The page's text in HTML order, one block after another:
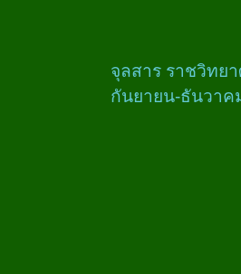
จุลสาร ราชวิทย
กันยายน-ธันวาค